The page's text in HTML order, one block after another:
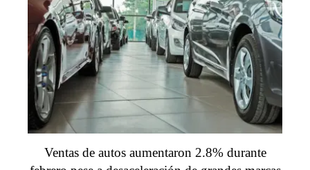
Ventas de autos aumentaron 2.8% durante